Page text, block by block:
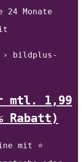
24 Monate
› bildplus-
mtl. 1,99
Rabatt)
mit ⭐